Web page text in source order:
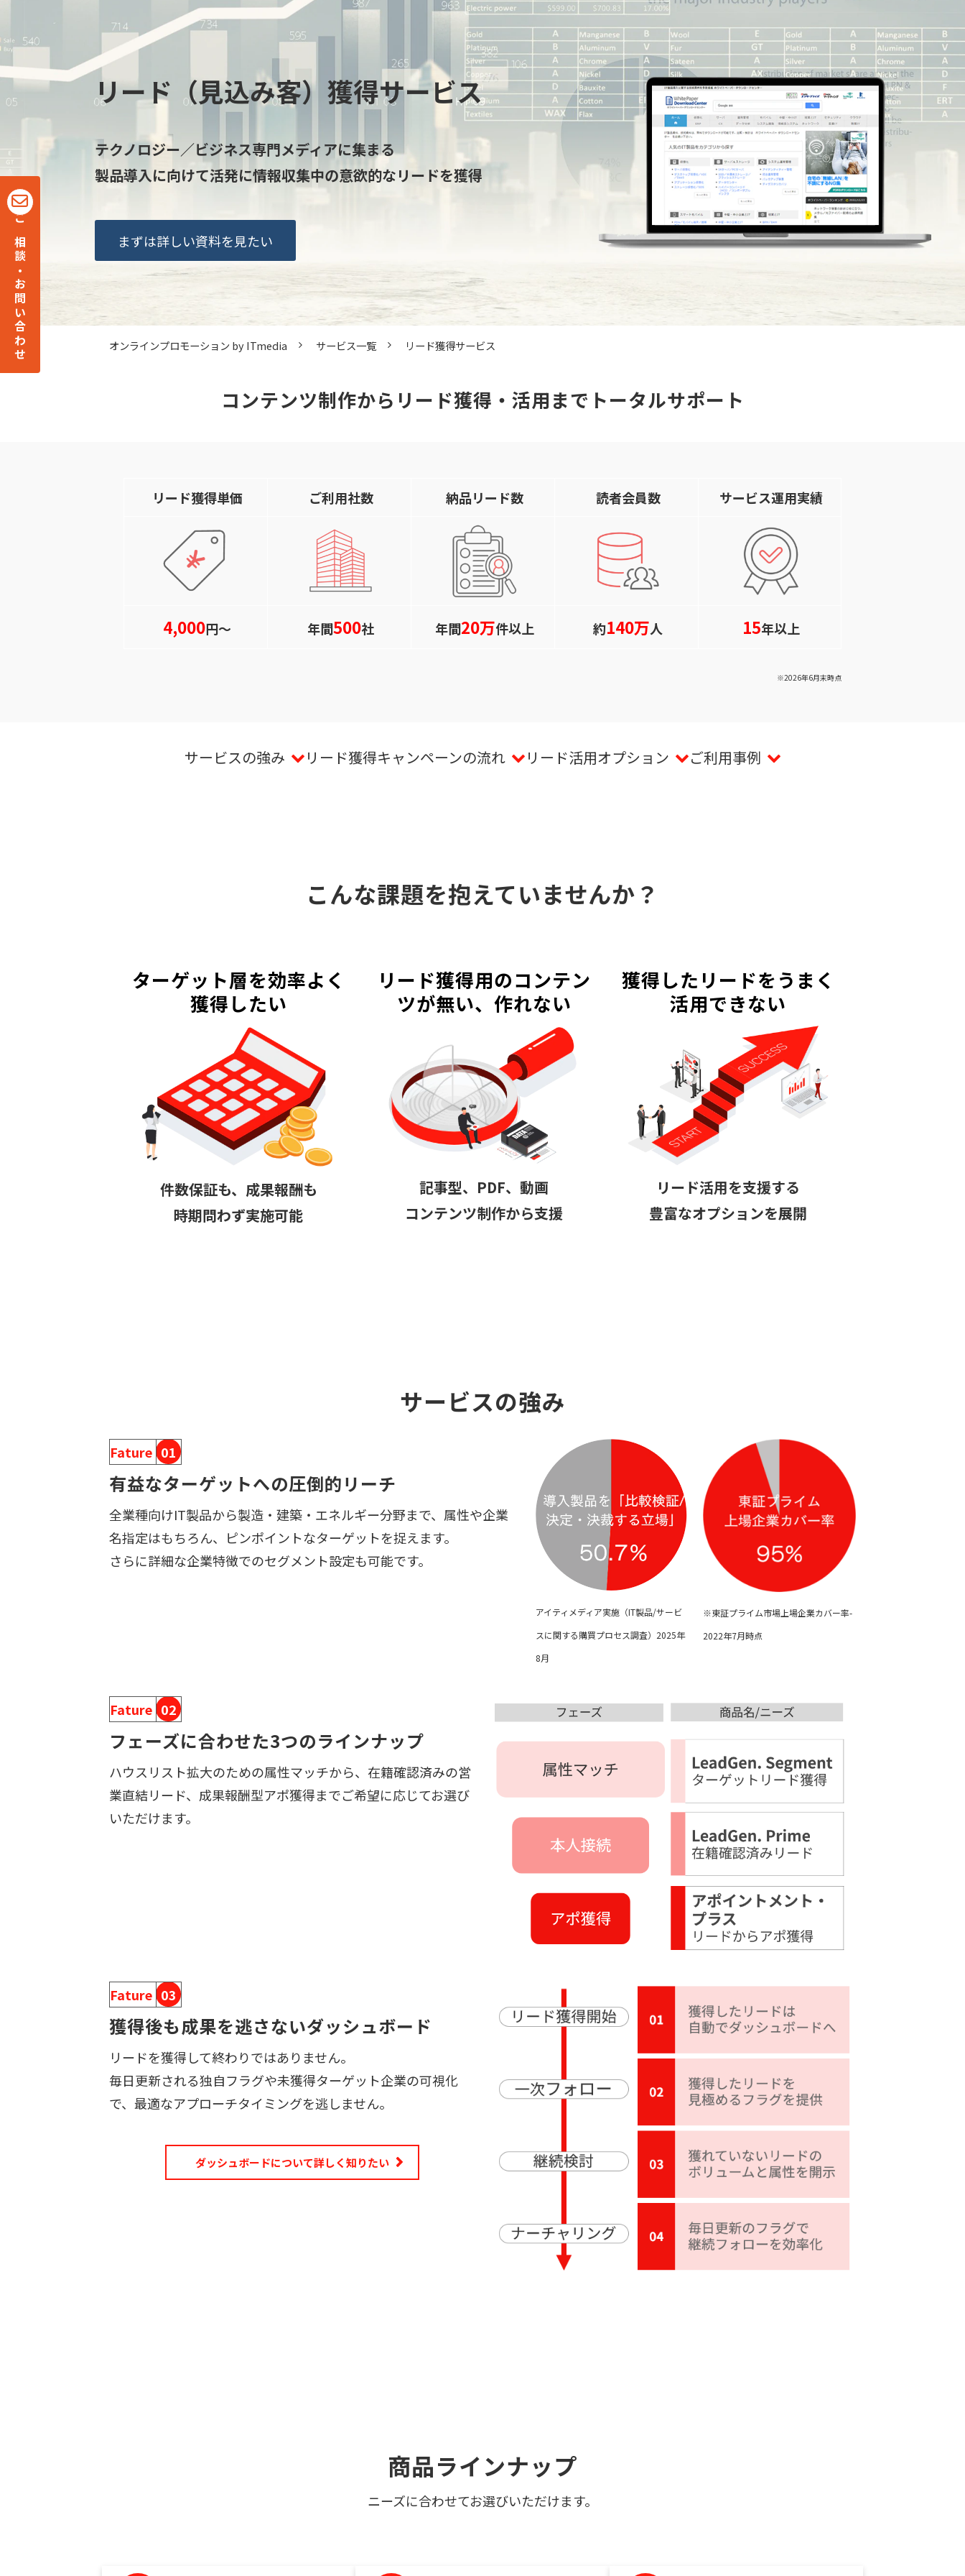
リード（見込み客）獲得サービス
テクノロジー／ビジネス専門メディアに集まる
製品導入に向けて活発に情報収集中の意欲的なリードを獲得
まずは詳しい資料を見たい
オンラインプロモーション by ITmedia サービス一覧 リード獲得サービス
ご相談・お問い合わせ
コンテンツ制作からリード獲得・活用までトータルサポート
リード獲得単価 ご利用社数 納品リード数 読者会員数 サービス運用実績
4,000円～ 年間500社 年間20万件以上 約140万人 15年以上
※2026年6月末時点
サービスの強み リード獲得キャンペーンの流れ リード活用オプション ご利用事例
こんな課題を抱えていませんか？
ターゲット層を効率よく
獲得したい
件数保証も、成果報酬も
時期問わず実施可能
リード獲得用のコンテン
ツが無い、作れない
記事型、PDF、動画
コンテンツ制作から支援
獲得したリードをうまく
活用できない
リード活用を支援する
豊富なオプションを展開
サービスの強み
Fature 01
有益なターゲットへの圧倒的リーチ
全業種向けIT製品から製造・建築・エネルギー分野まで、属性や企業
名指定はもちろん、ピンポイントなターゲットを捉えます。
さらに詳細な企業特徴でのセグメント設定も可能です。
アイティメディア実施（IT製品/サービ
スに関する購買プロセス調査）2025年
8月
※東証プライム市場上場企業カバー率-
2022年7月時点
Fature 02
フェーズに合わせた3つのラインナップ
ハウスリスト拡大のための属性マッチから、在籍確認済みの営
業直結リード、成果報酬型アポ獲得までご希望に応じてお選び
いただけます。
Fature 03
獲得後も成果を逃さないダッシュボード
リードを獲得して終わりではありません。
毎日更新される独自フラグや未獲得ターゲット企業の可視化
で、最適なアプローチタイミングを逃しません。
ダッシュボードについて詳しく知りたい
商品ラインナップ
ニーズに合わせてお選びいただけます。